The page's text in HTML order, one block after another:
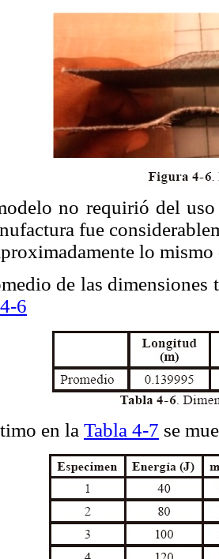
no requirió del
fue
lo
de las dimensiones
6
en la Tabla 4-7 se